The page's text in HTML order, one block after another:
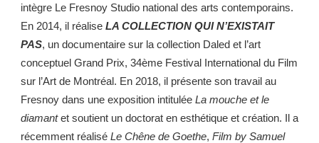
intègre Le Fresnoy Studio national des arts contemporains.
En 2014, il réalise LA COLLECTION QUI N’EXISTAIT
PAS, un documentaire sur la collection Daled et l’art
conceptuel Grand Prix, 34ème Festival International du Film
sur l’Art de Montréal. En 2018, il présente son travail au
Fresnoy dans une exposition intitulée La mouche et le
diamantet soutient un doctorat en esthétique et création. Il a
récemment réalisé Le Chêne de Goethe, Film by Samuel